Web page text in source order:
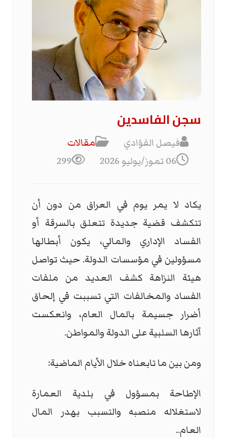
سجن الفاسدين
فيصل الفؤادي
مقالات
06 تموز/يوليو 2026
299
يكاد لا يمر يوم في العراق من دون أن
تتكشف قضية جديدة تتعلق بالسرقة أو
الفساد الإداري والمالي، يكون أبطالها
مسؤولين في مؤسسات الدولة. حيث تواصل
هيئة النزاهة كشف العديد من ملفات
الفساد والمخالفات التي تسببت في إلحاق
أضرار جسيمة بالمال العام، وانعكست
آثارها السلبية على الدولة والمواطن.
ومن بين ما تابعناه خلال الأيام الماضية:
الإطاحة بمسؤول في بلدية العمارة
لاستغلاله منصبه والتسبب بهدر المال
العام..